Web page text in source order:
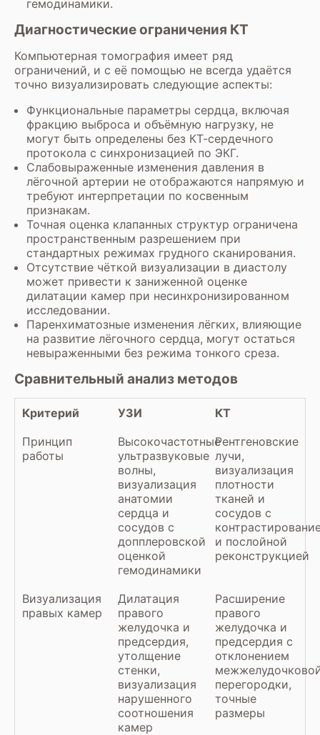
гемодинамики.
Диагностические ограничения КТ
Компьютерная томография имеет ряд
ограничений, и с её помощью не всегда удаётся
точно визуализировать следующие аспекты:
Функциональные параметры сердца, включая
фракцию выброса и объёмную нагрузку, не
могут быть определены без КТ-сердечного
протокола с синхронизацией по ЭКГ.
Слабовыраженные изменения давления в
лёгочной артерии не отображаются напрямую и
требуют интерпретации по косвенным
признакам.
Точная оценка клапанных структур ограничена
пространственным разрешением при
стандартных режимах грудного сканирования.
Отсутствие чёткой визуализации в диастолу
может привести к заниженной оценке
дилатации камер при несинхронизированном
исследовании.
Паренхиматозные изменения лёгких, влияющие
на развитие лёгочного сердца, могут остаться
невыраженными без режима тонкого среза.
Сравнительный анализ методов
Критерий УЗИ
КТ
Принцип
работы
Высокочастотные
ультразвуковые
волны,
визуализация
анатомии
сердца и
сосудов с
допплеровской
оценкой
гемодинамики
Рентгеновские
лучи,
визуализация
плотности
тканей и
сосудов с
и послойной
реконструкцией
Визуализация
правых камер
Дилатация
правого
желудочка и
предсердия,
утолщение
стенки,
визуализация
нарушенного
соотношения
камер
Расширение
правого
желудочка и
предсердия с
отклонением
перегородки,
точные
размеры